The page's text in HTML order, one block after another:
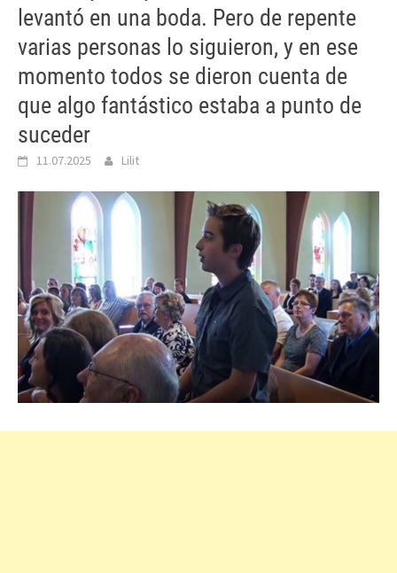
levantó en una boda. Pero de repente
varias personas lo siguieron, y en ese
momento todos se dieron cuenta de
que algo fantástico estaba a punto de
suceder
11.07.2025 Lilit